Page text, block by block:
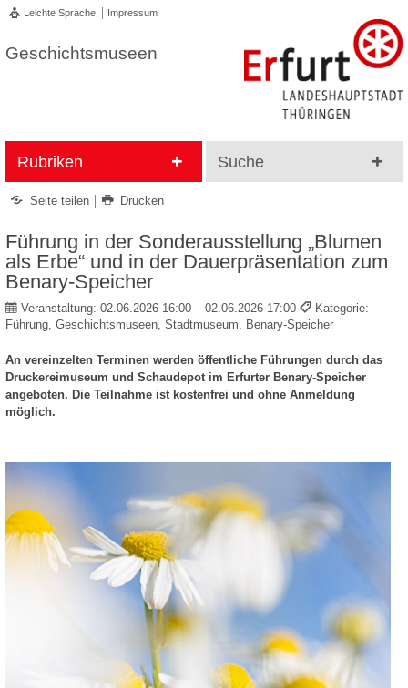
Leichte Sprache Impressum
Geschichtsmuseen
Rubriken Suche
Seite teilen Drucken
Führung in der Sonderausstellung „Blumen
als Erbe“ und in der Dauerpräsentation zum
Benary-Speicher
Veranstaltung: 02.06.2026 16:00 – 02.06.2026 17:00
Kategorie:
Führung, Geschichtsmuseen, Stadtmuseum, Benary-Speicher
An vereinzelten Terminen werden öffentliche Führungen durch das
Druckereimuseum und Schaudepot im Erfurter Benary-Speicher
angeboten. Die Teilnahme ist kostenfrei und ohne Anmeldung
möglich.